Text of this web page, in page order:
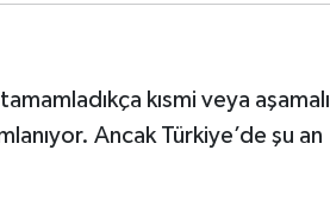
kısmi veya aşamalı
Ancak Türkiye’de şu an